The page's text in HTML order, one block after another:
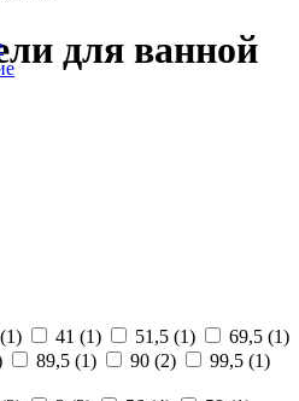
для ванной
1) 41 (1) 51,5 (1) 69,5 (1)
89,5 (1) 90 (2) 99,5 (1)